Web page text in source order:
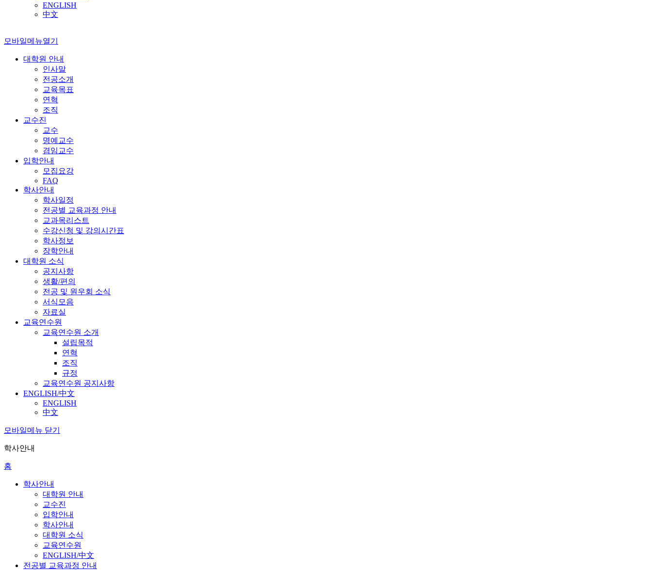
ENGLISH
中文
모바일메뉴열기
대학원 안내
인사말
전공소개
교육목표
연혁
조직
교수진
교수
명예교수
겸임교수
입학안내
모집요강
FAQ
학사안내
학사일정
전공별 교육과정 안내
교과목리스트
수강신청 및 강의시간표
학사정보
장학안내
대학원 소식
공지사항
생활/편의
전공 및 원우회 소식
서식모음
자료실
교육연수원
교육연수원 소개
설립목적
연혁
조직
규정
교육연수원 공지사항
ENGLISH/中文
ENGLISH
中文
모바일메뉴 닫기
학사안내
홈
학사안내
대학원 안내
교수진
입학안내
학사안내
대학원 소식
교육연수원
ENGLISH/中文
전공별 교육과정 안내